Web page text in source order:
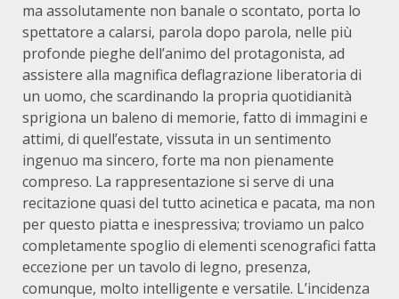
ma assolutamente non banale o scontato, porta lo
spettatore a calarsi, parola dopo parola, nelle più
profonde pieghe dell’animo del protagonista, ad
assistere alla magnifica deflagrazione liberatoria di
un uomo, che scardinando la propria quotidianità
sprigiona un baleno di memorie, fatto di immagini e
attimi, di quell’estate, vissuta in un sentimento
ingenuo ma sincero, forte ma non pienamente
compreso. La rappresentazione si serve di una
recitazione quasi del tutto acinetica e pacata, ma non
per questo piatta e inespressiva; troviamo un palco
completamente spoglio di elementi scenografici fatta
eccezione per un tavolo di legno, presenza,
comunque, molto intelligente e versatile. L’incidenza